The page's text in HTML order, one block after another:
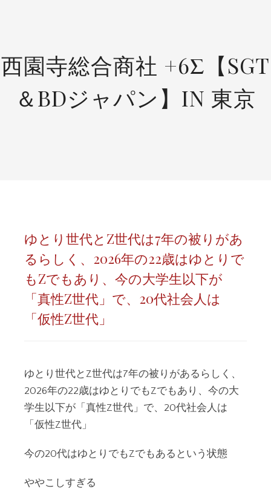
西園寺総合商社 +6Σ【SGT
＆BDジャパン】IN 東京
ゆとり世代とZ世代は7年の被りがあ
るらしく、2026年の22歳はゆとりで
もZでもあり、今の大学生以下が
「真性Z世代」で、20代社会人は
「仮性Z世代」
ゆとり世代とZ世代は7年の被りがあるらしく、
2026年の22歳はゆとりでもZでもあり、今の大
学生以下が「真性Z世代」で、20代社会人は
「仮性Z世代」
今の20代はゆとりでもZでもあるという状態
ややこしすぎる